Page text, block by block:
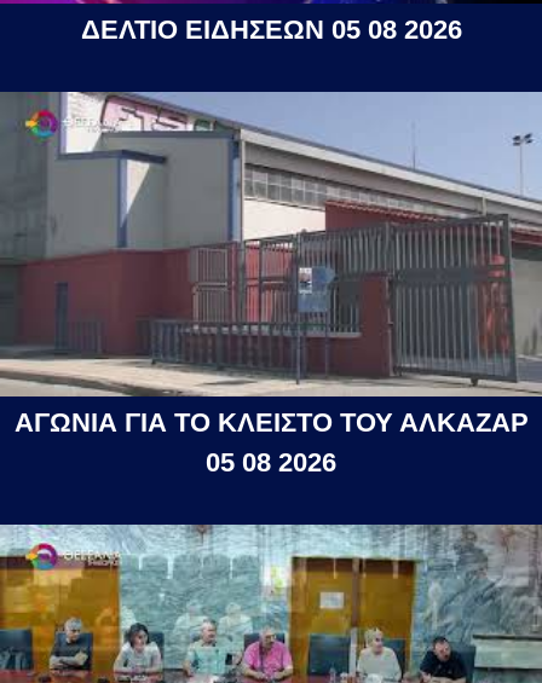
ΔΕΛΤΙΟ ΕΙΔΗΣΕΩΝ 05 08 2026
ΑΓΩΝΙΑ ΓΙΑ ΤΟ ΚΛΕΙΣΤΟ ΤΟΥ ΑΛΚΑΖΑΡ
05 08 2026